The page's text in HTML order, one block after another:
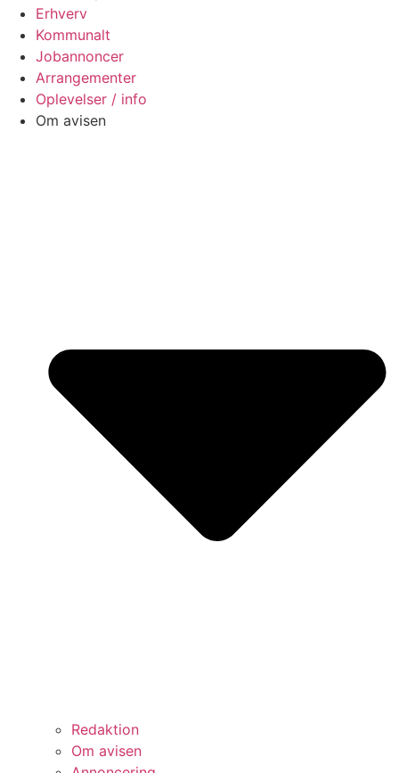
Erhverv
Kommunalt
Jobannoncer
Arrangementer
Oplevelser / info
Om avisen
Redaktion
Om avisen